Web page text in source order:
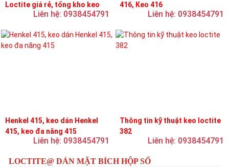
Loctite giá rẻ, tổng kho keo
Liên hệ: 0938454791
416, Keo 416
Liên hệ: 0938454791
Henkel 415, keo dán Henkel
415, keo đa năng 415
Liên hệ: 0938454791
Thông tin kỹ thuật keo loctite
382
Liên hệ: 0938454791
LOCTITE@ DÁN MẶT BÍCH HỘP SỐ